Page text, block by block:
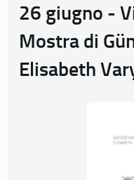
26 giugno -
Mostra di
Elisabeth